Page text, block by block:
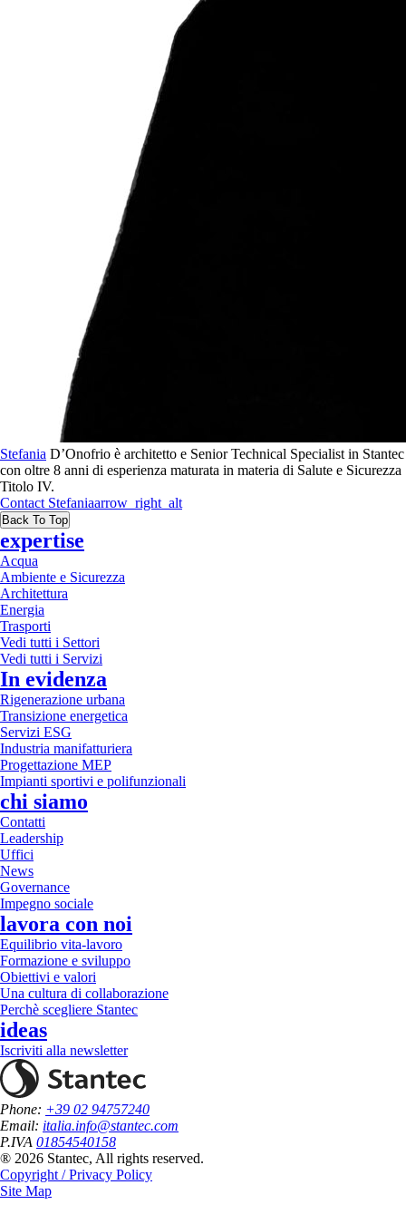
Stefania D’Onofrio è architetto e Senior Technical Specialist in Stantec
con oltre 8 anni di esperienza maturata in materia di Salute e Sicurezza
Titolo IV.
Contact Stefaniaarrow_right_alt
Back To Top
expertise
Acqua
Ambiente e Sicurezza
Architettura
Energia
Trasporti
Vedi tutti i Settori
Vedi tutti i Servizi
In evidenza
Rigenerazione urbana
Transizione energetica
Servizi ESG
Industria manifatturiera
Progettazione MEP
Impianti sportivi e polifunzionali
chi siamo
Contatti
Leadership
Uffici
News
Governance
Impegno sociale
lavora con noi
Equilibrio vita-lavoro
Formazione e sviluppo
Obiettivi e valori
Una cultura di collaborazione
Perchè scegliere Stantec
ideas
Iscriviti alla newsletter
Phone: +39 02 94757240
Email: italia.info@stantec.com
P.IVA 01854540158
® 2026 Stantec, All rights reserved.
Copyright / Privacy Policy
Site Map